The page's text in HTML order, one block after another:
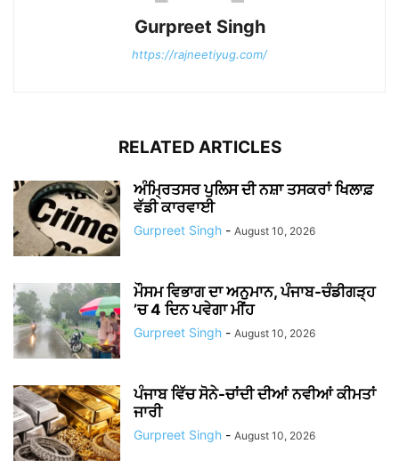
Gurpreet Singh
https://rajneetiyug.com/
RELATED ARTICLES
ਅੰਮ੍ਰਿਤਸਰ ਪੁਲਿਸ ਦੀ ਨਸ਼ਾ ਤਸਕਰਾਂ ਖਿਲਾਫ਼
ਵੱਡੀ ਕਾਰਵਾਈ
Gurpreet Singh - August 10, 2026
ਮੌਸਮ ਵਿਭਾਗ ਦਾ ਅਨੁਮਾਨ, ਪੰਜਾਬ-ਚੰਡੀਗੜ੍ਹ
’ਚ 4 ਦਿਨ ਪਵੇਗਾ ਮੀਂਹ
Gurpreet Singh - August 10, 2026
ਪੰਜਾਬ ਵਿੱਚ ਸੋਨੇ-ਚਾਂਦੀ ਦੀਆਂ ਨਵੀਆਂ ਕੀਮਤਾਂ
ਜਾਰੀ
Gurpreet Singh - August 10, 2026